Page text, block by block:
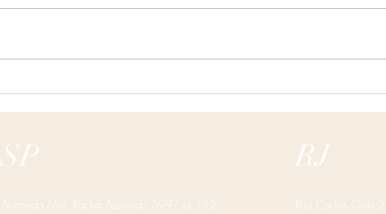
SP
Alameda Min. Rocha Azevedo 599/ cj.132
RJ
Rua Carlos Gois